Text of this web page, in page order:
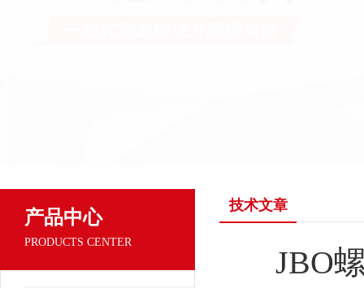
产品中心
PRODUCTS CENTER
技术文章
JBO